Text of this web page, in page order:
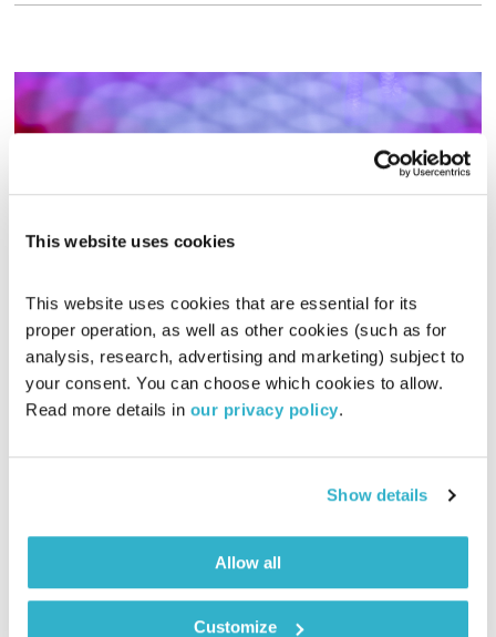
This website uses cookies
This website uses cookies that are essential for its
proper operation, as well as other cookies (such as for
analysis, research, advertising and marketing) subject to
your consent. You can choose which cookies to allow.
Read more details in our privacy policy.
Show details
Allow all
Customize
התעוררות – 5.12.22
התעוררות
גליה גלעדי